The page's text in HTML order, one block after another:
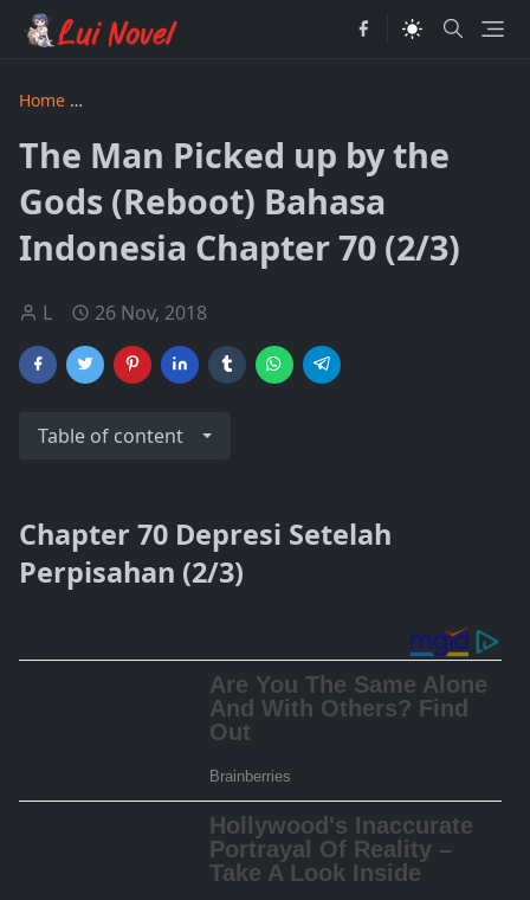
Home
The Man Picked up by the
Gods (Reboot) Bahasa
Indonesia Chapter 70 (2/3)
L 26 Nov, 2018
Table of content
Chapter 70 Depresi Setelah
Perpisahan (2/3)